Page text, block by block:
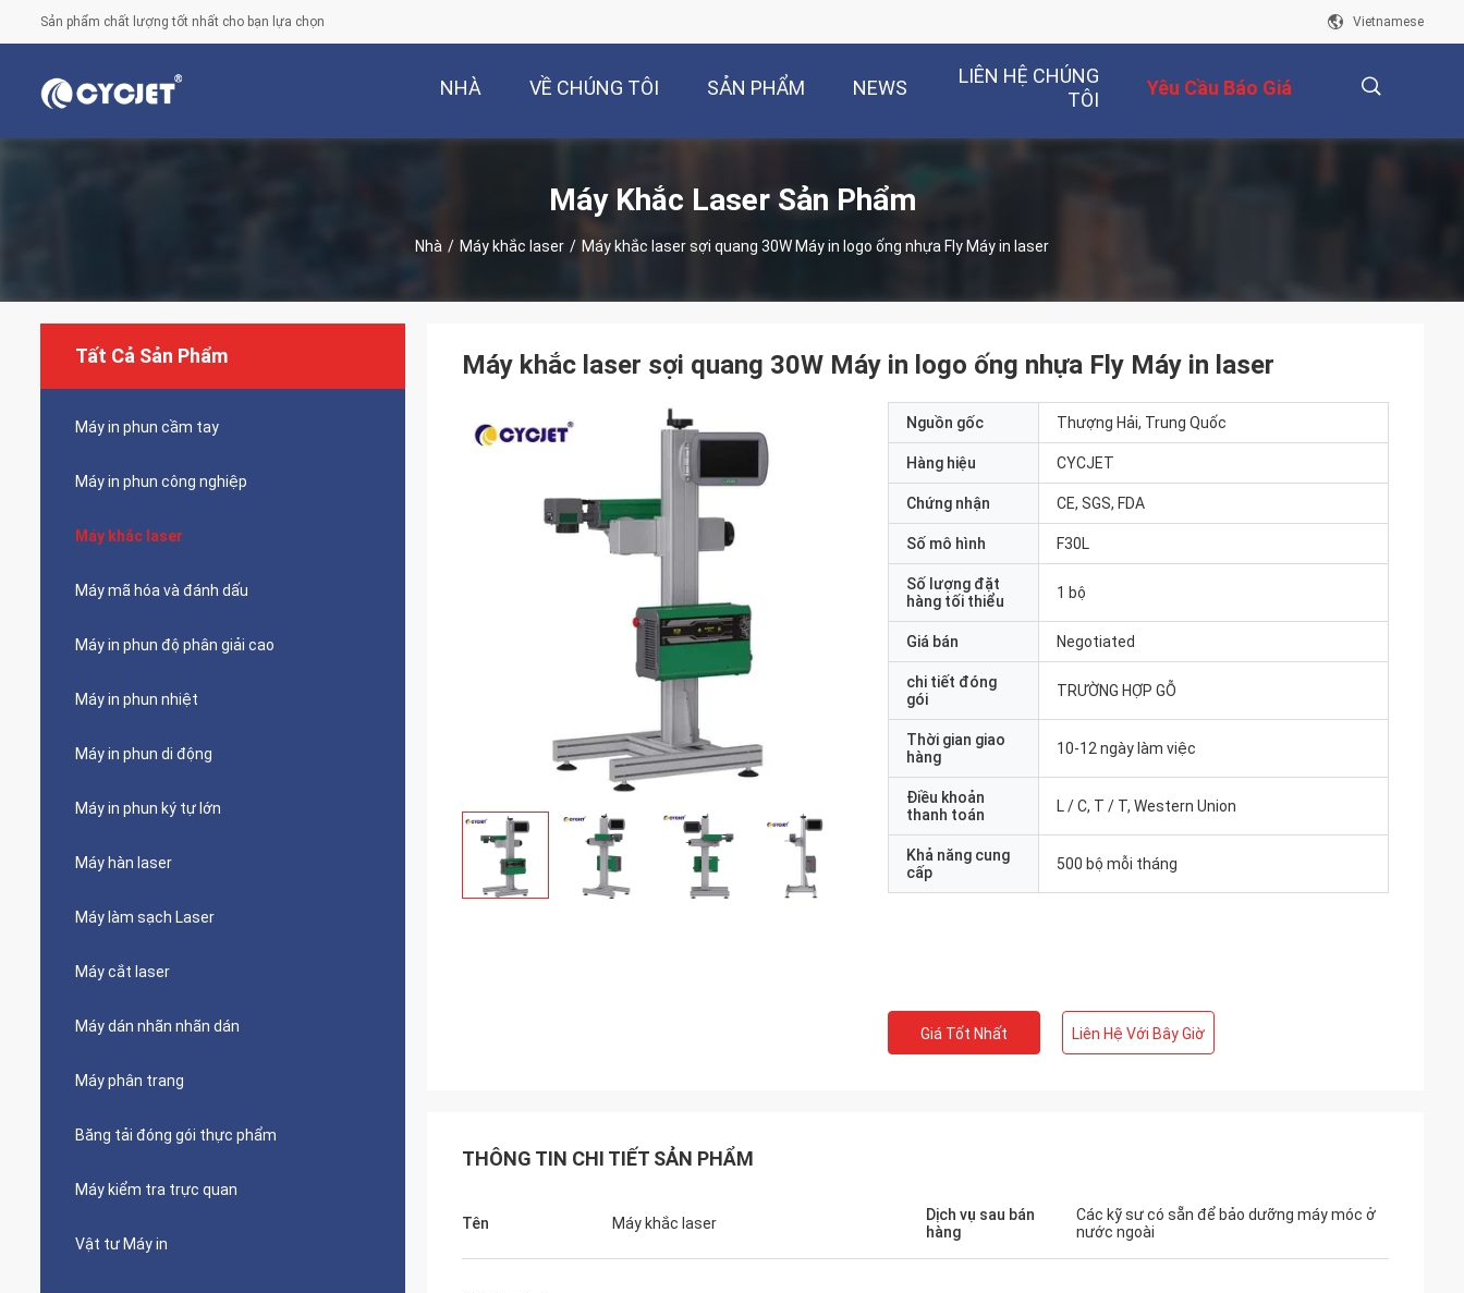
Sản phẩm chất lượng tốt nhất cho bạn lựa chọn Vietnamese
NHÀ VỀ CHÚNG TÔI SẢN PHẨM NEWS
LIÊN HỆ CHÚNG
TÔI
Yêu Cầu Báo Giá
Máy Khắc Laser Sản Phẩm
Nhà / Máy khắc laser / Máy khắc laser sợi quang 30W Máy in logo ống nhựa Fly Máy in laser
Tất Cả Sản Phẩm
Máy in phun cầm tay
Máy in phun công nghiệp
Máy khắc laser
Máy mã hóa và đánh dấu
Máy in phun độ phân giải cao
Máy in phun nhiệt
Máy in phun di động
Máy in phun ký tự lớn
Máy hàn laser
Máy làm sạch Laser
Máy cắt laser
Máy dán nhãn nhãn dán
Máy phân trang
Băng tải đóng gói thực phẩm
Máy kiểm tra trực quan
Vật tư Máy in
Máy khắc laser sợi quang 30W Máy in logo ống nhựa Fly Máy in laser
Nguồn gốc Thượng Hải, Trung Quốc
Hàng hiệu CYCJET
Chứng nhận CE, SGS, FDA
Số mô hình F30L
Số lượng đặt
hàng tối thiểu
1 bộ
Giá bán Negotiated
chi tiết đóng
gói
TRƯỜNG HỢP GỖ
Thời gian giao
hàng
10-12 ngày làm việc
Điều khoản
thanh toán
L / C, T / T, Western Union
Khả năng cung
cấp
500 bộ mỗi tháng
Giá Tốt Nhất Liên Hệ Với Bây Giờ
THÔNG TIN CHI TIẾT SẢN PHẨM
Tên Máy khắc laser
Dịch vụ sau bán
hàng
Các kỹ sư có sẵn để bảo dưỡng máy móc ở
nước ngoài